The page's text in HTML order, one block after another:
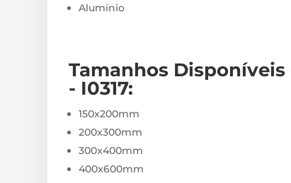
Alumínio
Tamanhos
- I0317:
150x200mm
200x300mm
300x400mm
400x600mm